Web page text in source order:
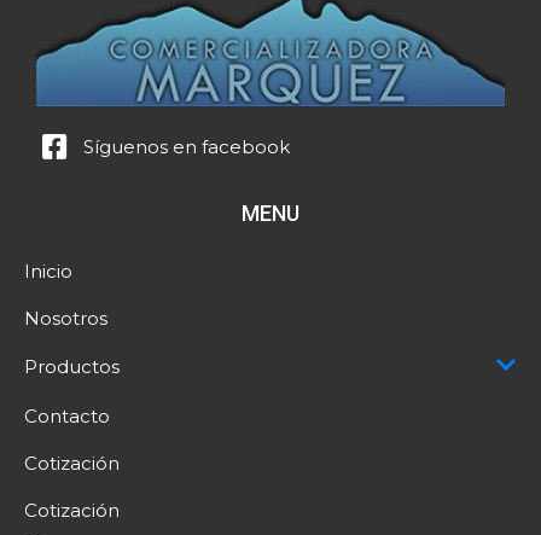
Síguenos en facebook
MENU
Inicio
Nosotros
Productos
Contacto
Cotización
Cotización